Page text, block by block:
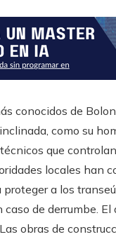
conocidos de
como su
que
locales han
a los
de derrumbe.
obras de